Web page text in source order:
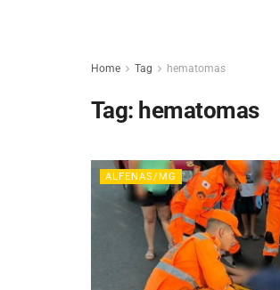
Home Tag hematomas
Tag: hematomas
ALFENAS/MG